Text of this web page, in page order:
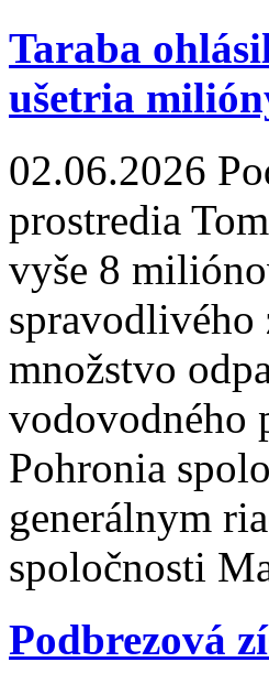
Taraba
ušetria
02.06.2026
prostredia
vyše 8
spravodlivého
množstvo
vodovodného
Pohronia
generálnym
spoločnosti
Podbrezová